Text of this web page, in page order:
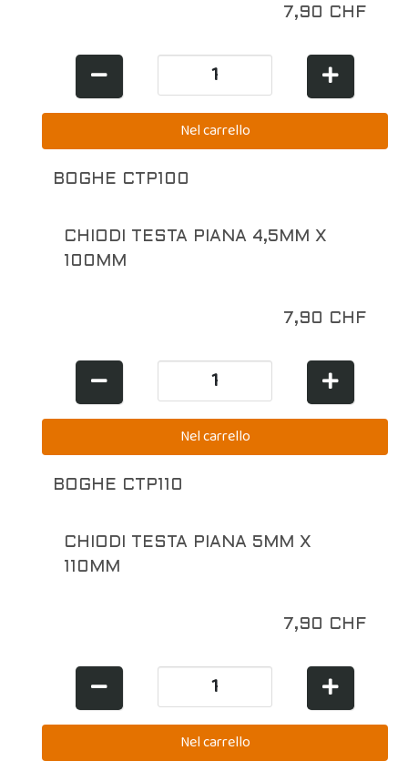
7,90 CHF
BOGHE CTP100
CHIODI TESTA PIANA 4,5MM X
100MM
7,90 CHF
BOGHE CTP110
CHIODI TESTA PIANA 5MM X
110MM
7,90 CHF